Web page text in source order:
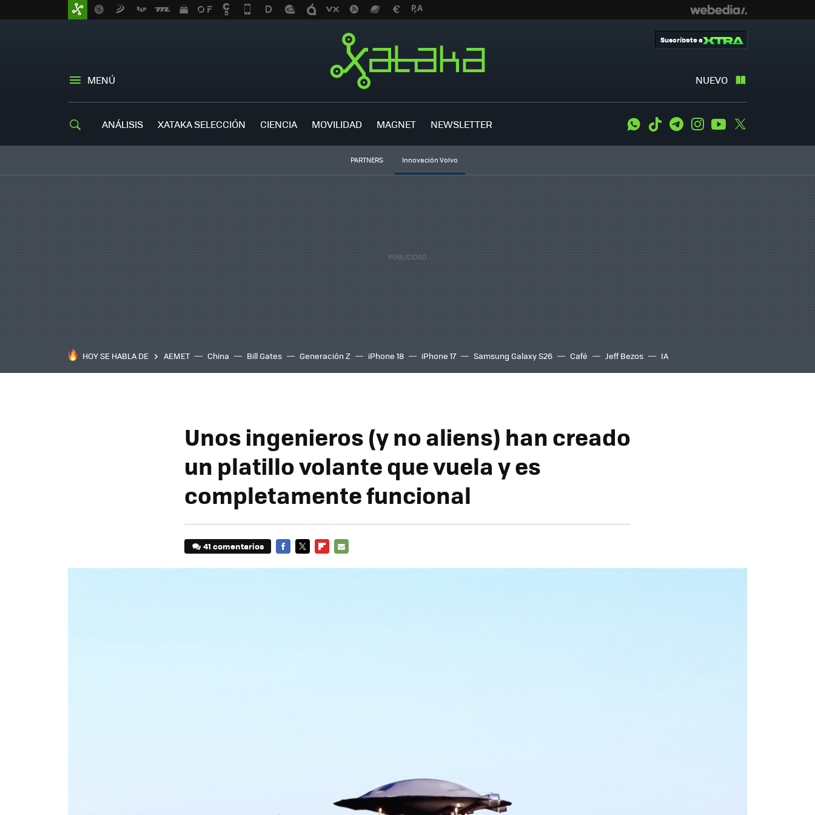
MENÚ NUEVO
Suscríbete a
ANÁLISIS XATAKA SELECCIÓN CIENCIA MOVILIDAD MAGNET NEWSLETTER WhatsApp
Tiktok TelegramInstagramYoutube
PARTNERS Innovación Volvo
HOY SE HABLA DE AEMET China Bill Gates Generación Z iPhone 18 iPhone 17 Samsung Galaxy S26 Café Jeff Bezos IA
Unos ingenieros (y no aliens) han creado
un platillo volante que vuela y es
completamente funcional
41 comentarios